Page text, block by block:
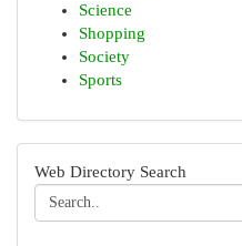
Science
Shopping
Society
Sports
Web Directory Search